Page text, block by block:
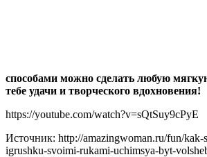
способами можно сделать любую
тебе удачи и творческого вдохновения!
https://youtube.com/watch?v=sQtSuy9cPyE
Источник: http://amazingwoman.ru/fun/kak-
igrushku-svoimi-rukami-uchimsya-byt-